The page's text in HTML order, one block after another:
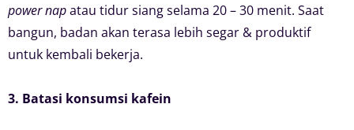
power napatau tidur siang selama 20 – 30 menit. Saat
bangun, badan akan terasa lebih segar & produktif
untuk kembali bekerja.
3. Batasi konsumsi kafein